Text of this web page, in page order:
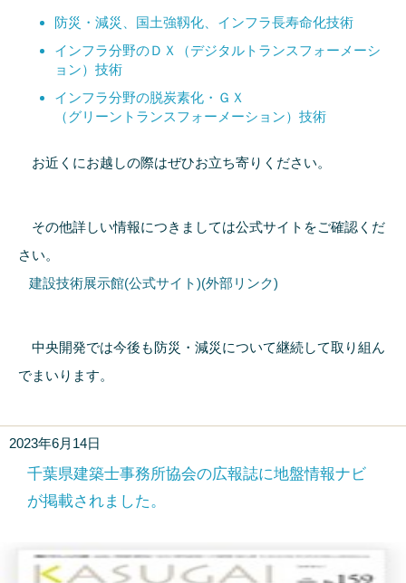
防災・減災、国土強靱化、インフラ長寿命化技術
インフラ分野のＤＸ（デジタルトランスフォーメーシ
ョン）技術
インフラ分野の脱炭素化・ＧＸ
（グリーントランスフォーメーション）技術
お近くにお越しの際はぜひお立ち寄りください。
その他詳しい情報につきましては公式サイトをご確認くだ
さい。
建設技術展示館(公式サイト)(外部リンク)
中央開発では今後も防災・減災について継続して取り組ん
でまいります。
2023年6月14日
千葉県建築士事務所協会の広報誌に地盤情報ナビ
が掲載されました。